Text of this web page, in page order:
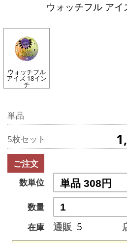
ウォッチフル ア
ウォッチフル
アイズ 18イン
チ
単品
5枚セット
ご注文
数単位
数量
在庫
通販 5